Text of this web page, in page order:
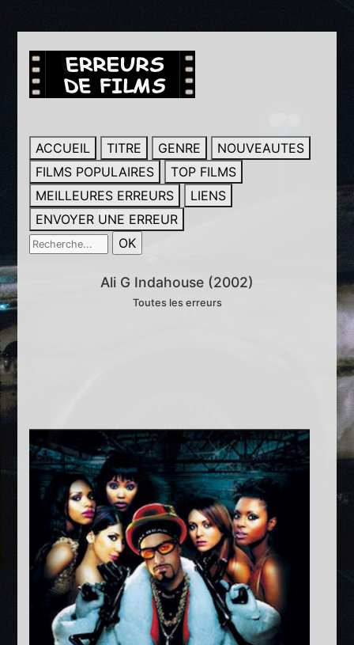
ACCUEIL TITRE GENRE
NOUVEAUTES
FILMS POPULAIRES
TOP FILMS
MEILLEURES ERREURS
LIENS
ENVOYER UNE ERREUR
Ali G Indahouse (2002)
Toutes les erreurs